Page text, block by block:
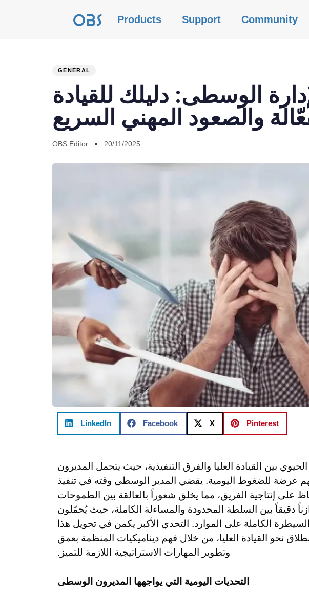
Products Support Community
PUBLISHED
GENERAL
الوسطى: دليلك للقيادة
والصعود المهني السريع
Author
OBS Editor
Published
20/11/2025
LinkedIn Facebook X Pinterest
بين القيادة العليا والفرق التنفيذية، حيث يتحمل المديرون
عرضة للضغوط اليومية. يقضي المدير الوسطي وقته في تنفيذ
على إنتاجية الفريق، مما يخلق شعوراً بالعالقة بين الطموحات
دقيقاً بين السلطة المحدودة والمساءلة الكاملة، حيث يُحمّلون
الكاملة على الموارد. التحدي الأكبر يكمن في تحويل هذا
نحو القيادة العليا، من خلال فهم ديناميكيات المنظمة بعمق
وتطوير المهارات الاستراتيجية اللازمة للتميز.
التحديات اليومية التي يواجهها المديرون الوسطى